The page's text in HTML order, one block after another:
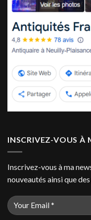
INSCRIVEZ-VOUS À
Inscrivez-vous à ma
nouveautés ainsi que